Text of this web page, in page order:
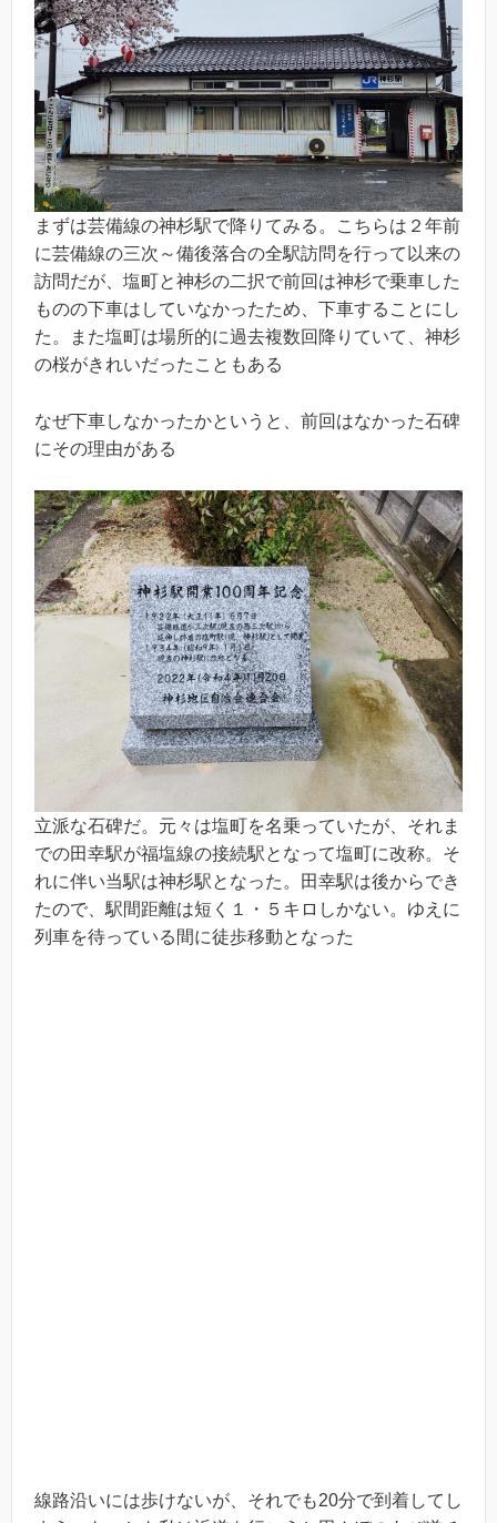
まずは芸備線の神杉駅で降りてみる。こちらは２年前
に芸備線の三次～備後落合の全駅訪問を行って以来の
訪問だが、塩町と神杉の二択で前回は神杉で乗車した
ものの下車はしていなかったため、下車することにし
た。また塩町は場所的に過去複数回降りていて、神杉
の桜がきれいだったこともある
なぜ下車しなかったかというと、前回はなかった石碑
にその理由がある
立派な石碑だ。元々は塩町を名乗っていたが、それま
での田幸駅が福塩線の接続駅となって塩町に改称。そ
れに伴い当駅は神杉駅となった。田幸駅は後からでき
たので、駅間距離は短く１・５キロしかない。ゆえに
列車を待っている間に徒歩移動となった
線路沿いには歩けないが、それでも20分で到着してし